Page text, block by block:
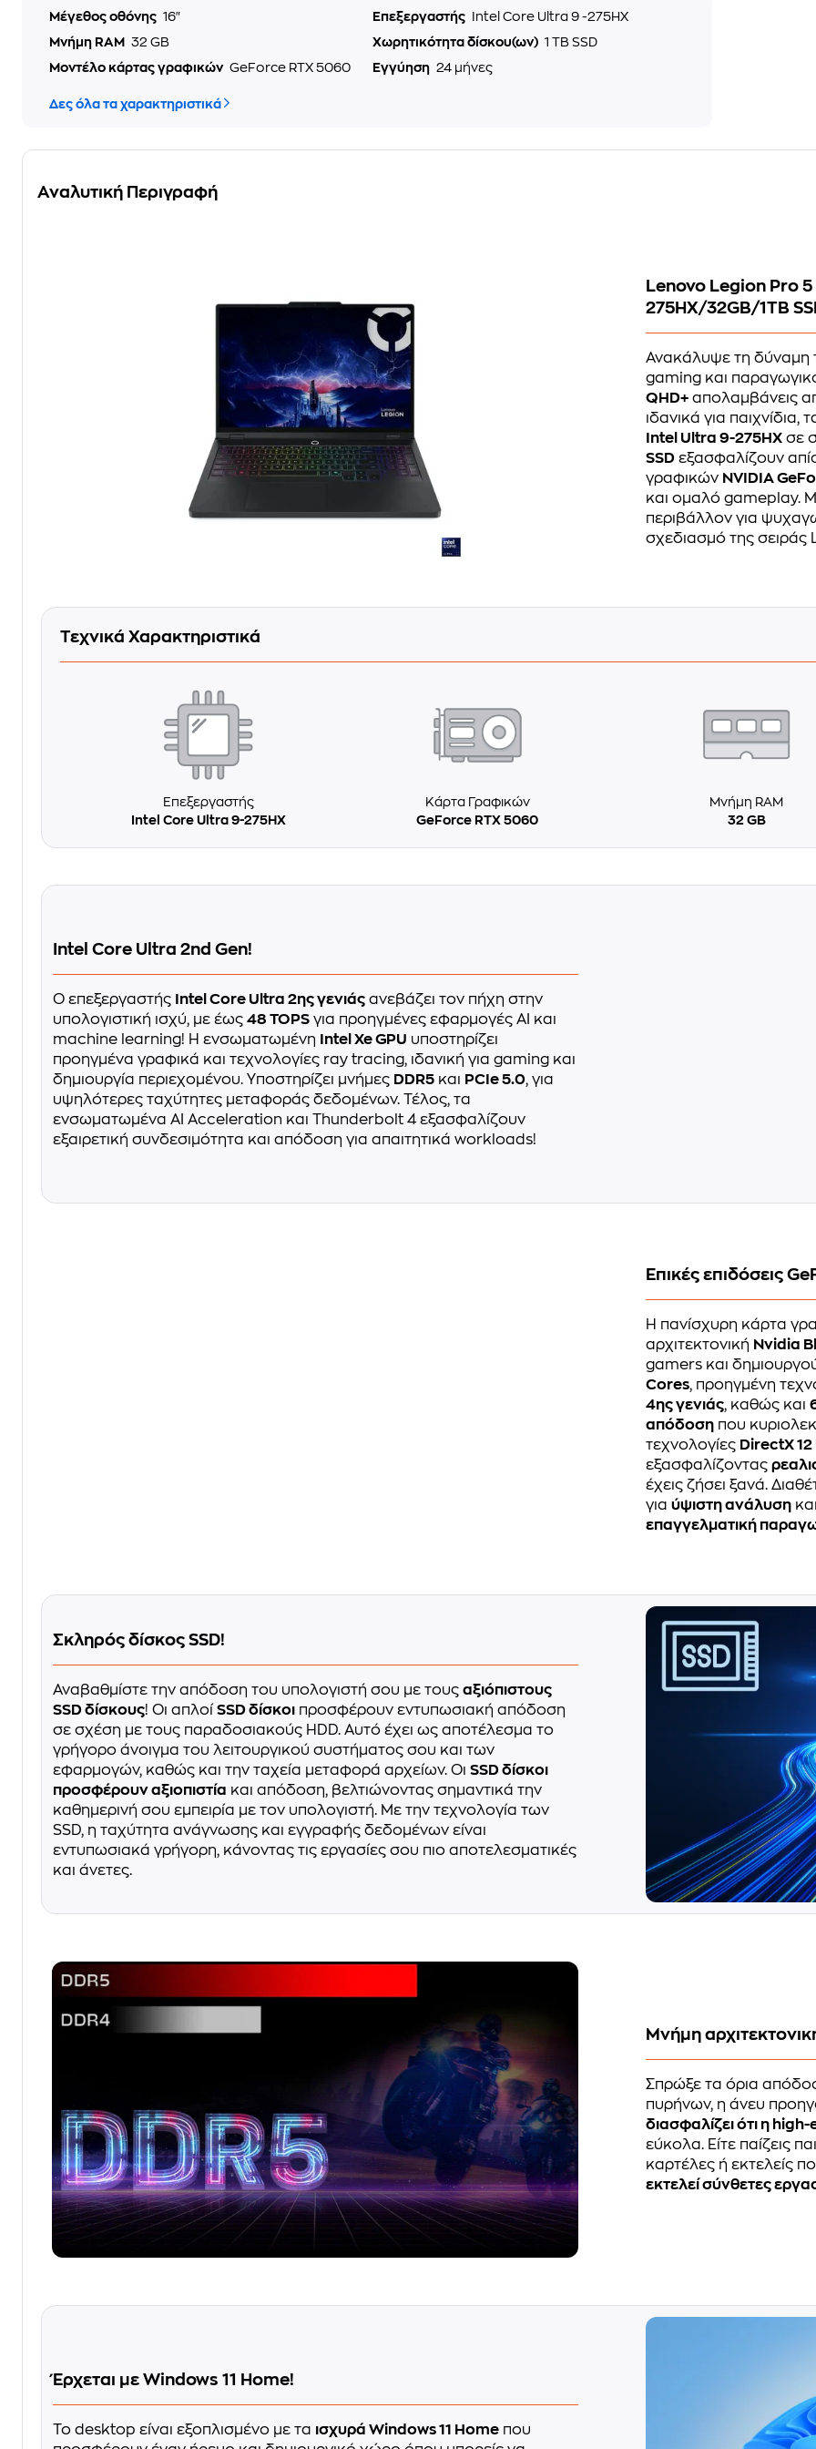
Μέγεθος οθόνης 16" Επεξεργαστής
Intel Core Ultra 9 -275HX
Μνήμη RAM
32 GB Χωρητικότητα δίσκου(ων) 1 TB SSD
Μοντέλο κάρτας γραφικών GeForce RTX 5060 Εγγύηση 24 μήνες
Δες όλα τα χαρακτηριστικά
Αναλυτική Περιγραφή
Lenovo Legion Pro 5
275HX/32GB/1TB
Ανακάλυψε τη δύναμη
gaming και
QHD+ απολαμβάνεις
ιδανικά για
Intel Ultra 9-275HX σε
SSD εξασφαλίζουν
γραφικών NVIDIA
και ομαλό gameplay.
περιβάλλον για
σχεδιασμό της σειράς
Τεχνικά Χαρακτηριστικά
Επεξεργαστής
Intel Core Ultra 9-275HX
Κάρτα Γραφικών
GeForce RTX 5060
Μνήμη RAM
32 GB
Intel Core Ultra 2nd Gen!
Ο επεξεργαστής Intel Core Ultra 2ης γενιάς ανεβάζει τον πήχη στην
υπολογιστική ισχύ, με έως 48 TOPS για προηγμένες εφαρμογές AI και
machine learning! Η ενσωματωμένη
Intel Xe GPU υποστηρίζει
προηγμένα γραφικά και τεχνολογίες ray tracing, ιδανική για gaming και
δημιουργία περιεχομένου. Υποστηρίζει μνήμες DDR5 και PCIe 5.0, για
υψηλότερες ταχύτητες μεταφοράς δεδομένων. Τέλος, τα
ενσωματωμένα AI Acceleration και Thunderbolt 4 εξασφαλίζουν
εξαιρετική συνδεσιμότητα και απόδοση για απαιτητικά workloads!
Επικές επιδόσεις
Η πανίσχυρη κάρτα
αρχιτεκτονική Nvidia
gamers και
Cores, προηγμένη
4ης γενιάς, καθώς και
απόδοση που
τεχνολογίες DirectX
εξασφαλίζοντας
έχεις ζήσει ξανά.
γιαύψιστη ανάλυση
επαγγελματική
Σκληρός δίσκος SSD!
Αναβαθμίστε την απόδοση του υπολογιστή σου με τους αξιόπιστους
SSD δίσκους! Οι απλοί SSD δίσκοι προσφέρουν εντυπωσιακή απόδοση
σε σχέση με τους παραδοσιακούς HDD. Αυτό έχει ως αποτέλεσμα το
γρήγορο άνοιγμα του λειτουργικού συστήματος σου και των
εφαρμογών, καθώς και την ταχεία μεταφορά αρχείων. Οι SSD δίσκοι
προσφέρουν αξιοπιστία και απόδοση, βελτιώνοντας σημαντικά την
καθημερινή σου εμπειρία με τον υπολογιστή. Με την τεχνολογία των
SSD, η ταχύτητα ανάγνωσης και εγγραφής δεδομένων είναι
εντυπωσιακά γρήγορη, κάνοντας τις εργασίες σου πιο αποτελεσματικές
και άνετες.
Μνήμη
Σπρώξε τα όρια
πυρήνων, η άνευ
διασφαλίζει ότι η
εύκολα. Είτε παίζεις
καρτέλες ή εκτελείς
εκτελεί σύνθετες
Έρχεται με Windows 11 Home!
Το desktop είναι εξοπλισμένο με τα ισχυρά Windows 11 Home που